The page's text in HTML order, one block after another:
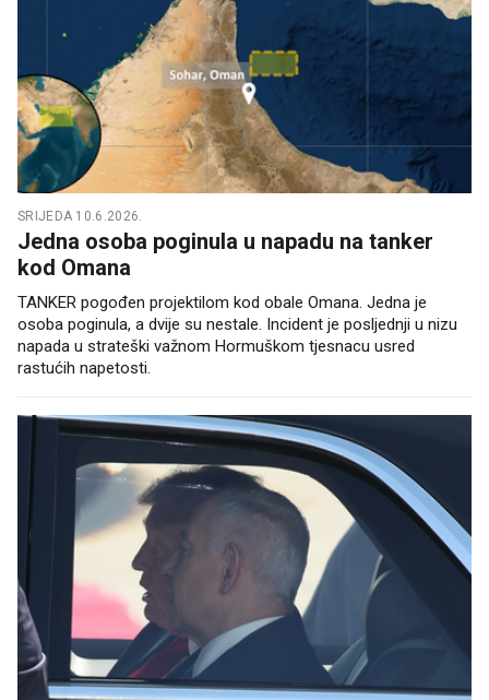
SRIJEDA 10.6.2026.
Jedna osoba poginula u napadu na tanker
kod Omana
TANKER pogođen projektilom kod obale Omana. Jedna je
osoba poginula, a dvije su nestale. Incident je posljednji u nizu
napada u strateški važnom Hormuškom tjesnacu usred
rastućih napetosti.